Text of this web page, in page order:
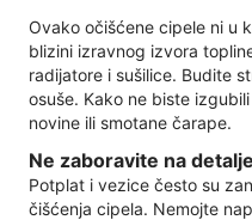
Ovako očišćene cipele ni u
blizini izravnog izvora
radijatore i sušilice. Budite
osuše. Kako ne biste
novine ili smotane čarape.
Ne zaboravite na
Potplat i vezice često su
čišćenja cipela. Nemojte